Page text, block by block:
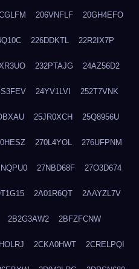
206VNFLF 20GH4EFO
226DDKTL 22R2IX7P
232PTAJG 24AZ56D2
24YV1LVI 252T7VNK
25JR0XCH 25Q8956U
270L4YOL 276UFPNM
27NBD68F 27O3D674
2A01R6QT 2AAYZL7V
2B2G3AW2 2BFZFCNW
2CKA0HWT 2CRELPQI